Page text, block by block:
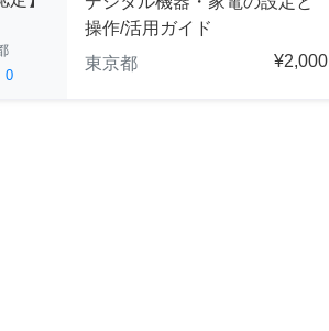
0
操作/活用ガイド
東京都
¥2,000